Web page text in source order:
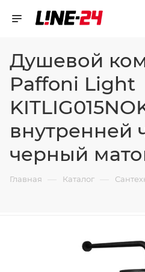
Душевой
Paffoni Light
внутренней
черный
Главная — Каталог —